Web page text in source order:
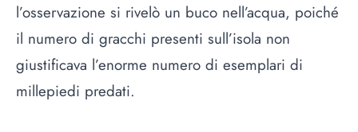
l’osservazione si rivelò un buco nell’acqua, poiché
il numero di gracchi presenti sull’isola non
giustificava l’enorme numero di esemplari di
millepiedi predati.